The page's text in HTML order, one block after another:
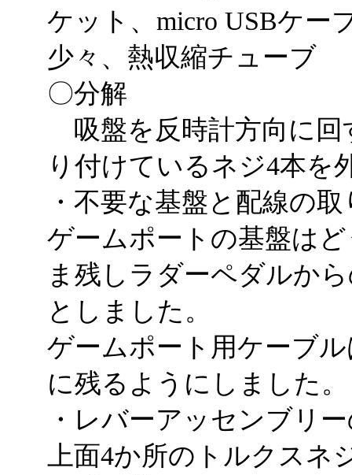
ケット、micro USBケー
少々、熱収縮チューブ
〇分解
吸盤を反時計方向に回
り付けているネジ4本を
・不要な基盤と配線の
ゲームポートの基盤は
ま残しラダーペダルか
としました。
ゲームポート用ケーブ
に残るようにしました。
・レバーアッセンブリ
上面4か所のトルクス